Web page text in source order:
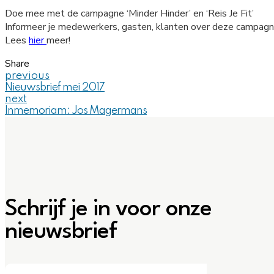
Doe mee met de campagne ‘Minder Hinder’ en ‘Reis Je Fit’
Informeer je medewerkers, gasten, klanten over deze
Lees hiermeer!
Share
previous
Nieuwsbrief mei 2017
next
Inmemoriam: Jos Magermans
Schrijf je in voor onze
nieuwsbrief